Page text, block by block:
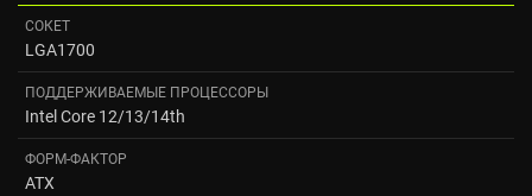
СОКЕТ
LGA1700
ПОДДЕРЖИВАЕМЫЕ ПРОЦЕССОРЫ
Intel Core 12/13/14th
ФОРМ-ФАКТОР
ATX